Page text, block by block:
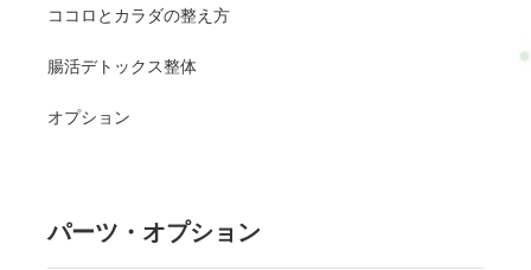
ココロとカラダの整え方
腸活デトックス整体
オプション
パーツ・オプション